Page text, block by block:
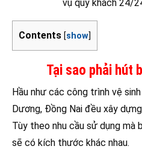
vụ quý khách 24/
Contents [show]
Tại sao phải hút
Hầu như các công trình vệ
Dương, Đồng Nai đều xây
Tùy theo nhu cầu sử dụng mà
sẽ có kích thước khác nhau.